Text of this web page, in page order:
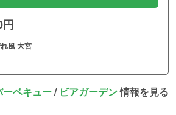
風 大宮
ーベキュー/ ビアガーデン情報を見る